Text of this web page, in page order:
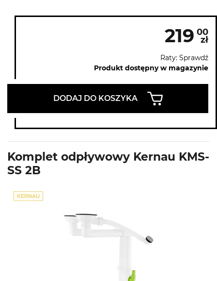
219 00
zł
Raty: Sprawdź
Produkt dostępny w magazynie
DODAJ DO KOSZYKA
Komplet odpływowy Kernau KMS-
SS 2B